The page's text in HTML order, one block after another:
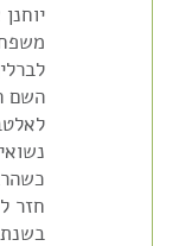
השם
חזר